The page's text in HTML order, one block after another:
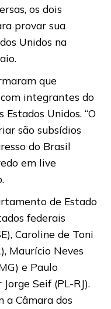
os dois
provar sua
Unidos na
que
integrantes do
Unidos. “O
são subsídios
do Brasil
em live
de Estado
federais
Caroline de Toni
Maurício Neves
e Paulo
Seif (PL-RJ).
a Câmara dos